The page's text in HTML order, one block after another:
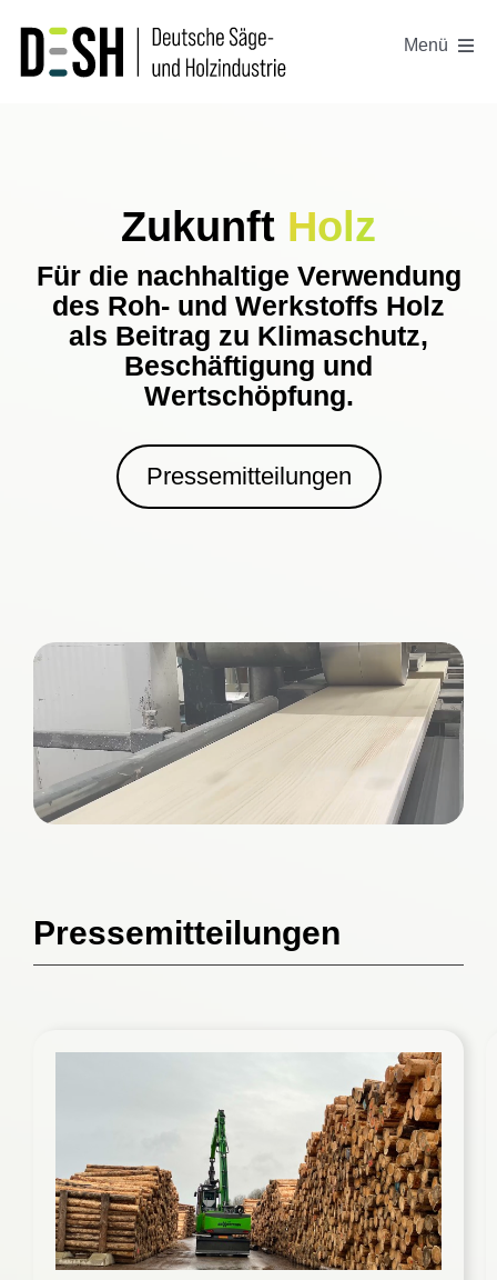
Inhalt
springen
Menü
Positionen
Zukunft Holz
Für die nachhaltige Verwendung
des Roh- und Werkstoffs Holz
als Beitrag zu Klimaschutz,
Beschäftigung und
Wertschöpfung.
Pressemitteilungen
Pressemitteilungen